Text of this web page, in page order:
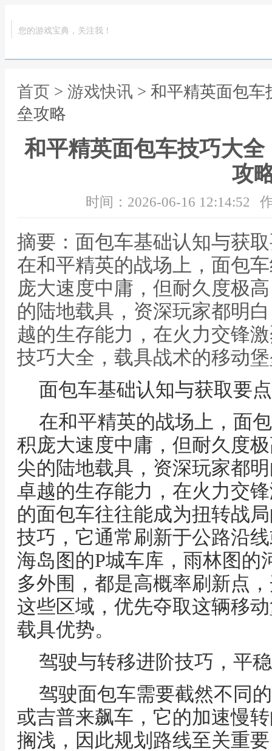
您的游戏宝典，关注我！
首页 > 游戏快讯 > 和平精英面包
垒攻略
和平精英面包车技巧大
攻
时间：2026-06-16 12:14:52
摘要：面包车基础认知与获
在和平精英的战场上，面包
庞大速度中庸，但耐久度极
的陆地载具，资深玩家都明
越的生存能力，在火力交锋
技巧大全，载具战术的移动
面包车基础认知与获取要
在和平精英的战场上，面
积庞大速度中庸，但耐久度
尖的陆地载具，资深玩家都
卓越的生存能力，在火力交
的面包车往往能成为扭转战
技巧，它通常刷新于公路沿
海岛图的P城车库，雨林图的
多外围，都是高概率刷新点
这些区域，优先夺取这辆移
载具优势。
驾驶与转移进阶技巧，平
驾驶面包车需要截然不同
或吉普来飙车，它的加速慢
搁浅，因此规划路线至关重